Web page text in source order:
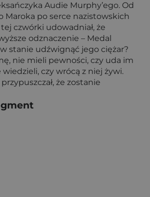
Audie Murphy’ego. Od
Maroka po serce nazistowskich
czwórki udowadniał, że
odznaczenie – Medal
stanie udźwignąć jego ciężar?
nie mieli pewności, czy uda im
wiedzieli, czy wrócą z niej żywi.
że zostanie